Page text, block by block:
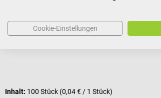
Inhalt: 100 Stück (0,04 € / 1 Stück)
Cookie-Einstellungen